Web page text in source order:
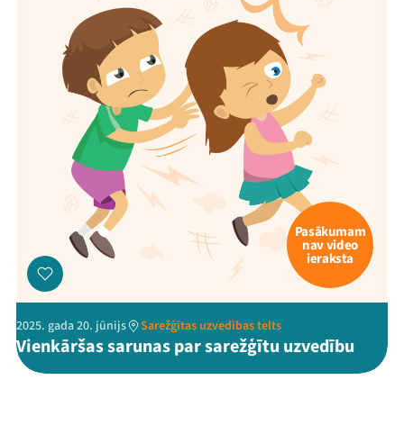
Pasākumam
nav video
ieraksta
2025. gada 20. jūnijs Sarežģītas uzvedības telts
Vienkāršas sarunas par sarežģītu uzvedību